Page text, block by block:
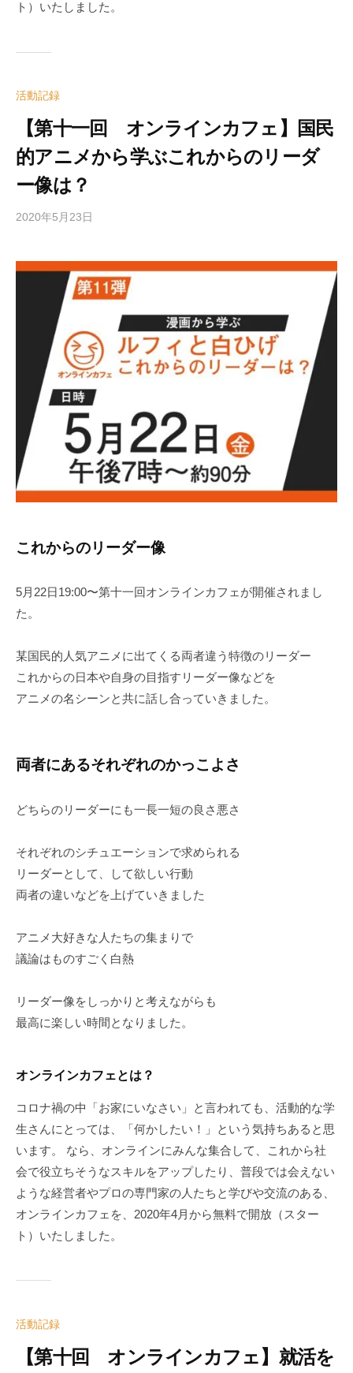
ト）いたしました。
活動記録
【第十一回 オンラインカフェ】国民
的アニメから学ぶこれからのリーダ
ー像は？
2020年5月23日
d
o
r
2
これからのリーダー像
5月22日19:00〜第十一回オンラインカフェが開催されまし
た。
某国民的人気アニメに出てくる両者違う特徴のリーダー
これからの日本や自身の目指すリーダー像などを
アニメの名シーンと共に話し合っていきました。
両者にあるそれぞれのかっこよさ
どちらのリーダーにも一長一短の良さ悪さ
それぞれのシチュエーションで求められる
リーダーとして、して欲しい行動
両者の違いなどを上げていきました
アニメ大好きな人たちの集まりで
議論はものすごく白熱
リーダー像をしっかりと考えながらも
最高に楽しい時間となりました。
オンラインカフェとは？
コロナ禍の中「お家にいなさい」と言われても、活動的な学
生さんにとっては、「何かしたい！」という気持ちあると思
います。 なら、オンラインにみんな集合して、これから社
会で役立ちそうなスキルをアップしたり、普段では会えない
ような経営者やプロの専門家の人たちと学びや交流のある、
オンラインカフェを、2020年4月から無料で開放（スター
ト）いたしました。
活動記録
【第十回 オンラインカフェ】就活を